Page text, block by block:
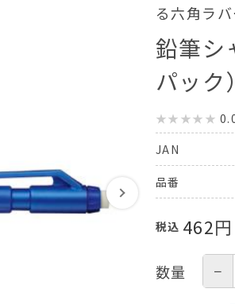
る六角ラ
鉛筆
パック）
JAN
品番
税込 462円
数量 −